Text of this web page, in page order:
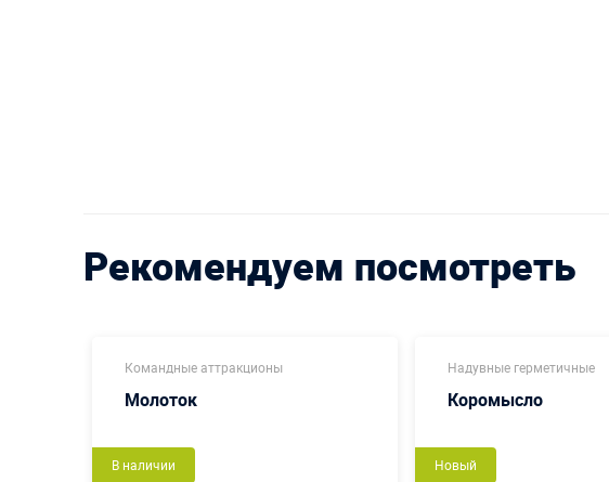
Рекомендуем посмотреть
Командные аттракционы
Молоток
В наличии
Надувные герметичные
Коромысло
Новый